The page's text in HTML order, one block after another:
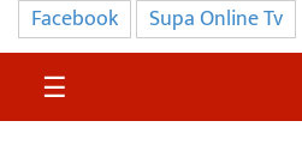
प्रमुख
समाचार
सुदुर
Facebook Supa Online Tv
☰